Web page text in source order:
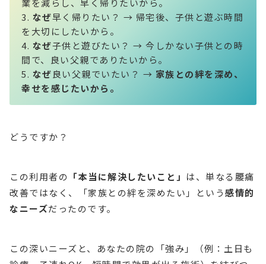
業を減らし、早く帰りたいから。
なぜ早く帰りたい？ → 帰宅後、子供と遊ぶ時間
を大切にしたいから。
なぜ子供と遊びたい？ → 今しかない子供との時
間で、良い父親でありたいから。
なぜ良い父親でいたい？ → 家族との絆を深め、
幸せを感じたいから。
どうですか？
この利用者の 「本当に解決したいこと」 は、単なる腰痛
改善ではなく、「家族との絆を深めたい」という感情的
なニーズだったのです。
この深いニーズと、あなたの院の「強み」（例：土日も